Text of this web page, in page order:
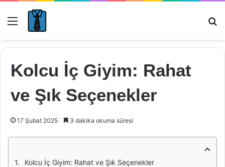
Menü
Kolcu İç Giyim: Rahat
ve Şık Seçenekler
17 Şubat 2025 3 dakika okuma süresi
Kolcu İç Giyim: Rahat ve Şık Seçenekler